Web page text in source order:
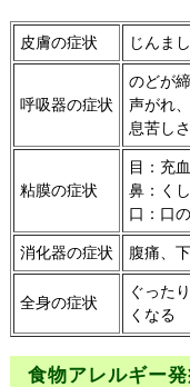
皮膚の症状 じんま
呼吸器の症状
のどが
声がれ
息苦しさ
粘膜の症状
目：充
鼻：く
口：口
消化器の症状 腹痛、
全身の症状
ぐった
くなる
食物アレルギー